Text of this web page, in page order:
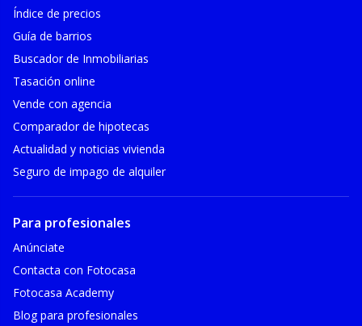
Índice de precios
Guía de barrios
Buscador de Inmobiliarias
Tasación online
Vende con agencia
Comparador de hipotecas
Actualidad y noticias vivienda
Seguro de impago de alquiler
Para profesionales
Anúnciate
Contacta con Fotocasa
Fotocasa Academy
Blog para profesionales